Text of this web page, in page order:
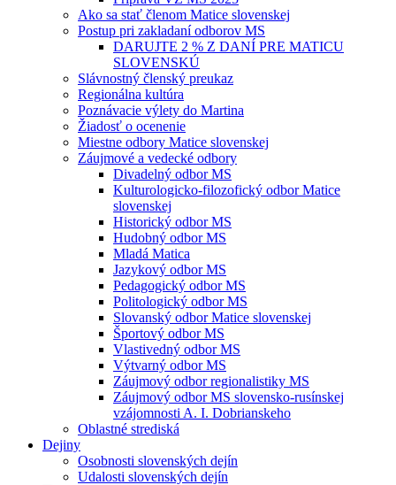
Ako sa stať členom Matice slovenskej
Postup pri zakladaní odborov MS
DARUJTE 2 % Z DANÍ PRE MATICU
SLOVENSKÚ
Slávnostný členský preukaz
Regionálna kultúra
Poznávacie výlety do Martina
Žiadosť o ocenenie
Miestne odbory Matice slovenskej
Záujmové a vedecké odbory
Divadelný odbor MS
Kulturologicko-filozofický odbor Matice
slovenskej
Historický odbor MS
Hudobný odbor MS
Mladá Matica
Jazykový odbor MS
Pedagogický odbor MS
Politologický odbor MS
Slovanský odbor Matice slovenskej
Športový odbor MS
Vlastivedný odbor MS
Výtvarný odbor MS
Záujmový odbor regionalistiky MS
Záujmový odbor MS slovensko-rusínskej
vzájomnosti A. I. Dobrianskeho
Oblastné strediská
Dejiny
Osobnosti slovenských dejín
Udalosti slovenských dejín